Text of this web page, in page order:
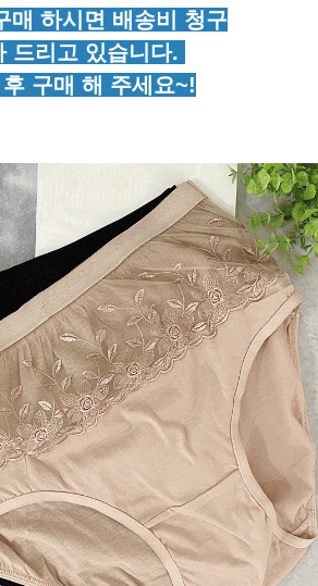
매 하시면 배송비 청구
드리고 있습니다.
구매 해 주세요~!